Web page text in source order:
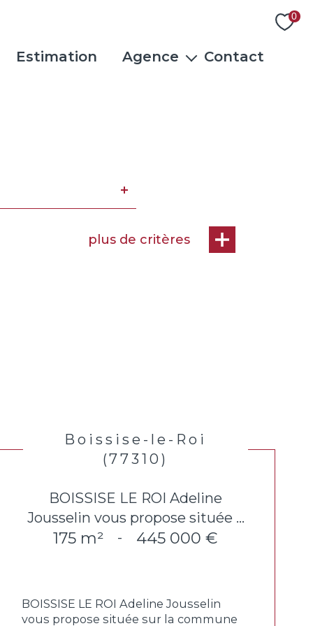
0
Estimation Agence Contact
plus de critères
Boissise-le-Roi
(77310)
BOISSISE LE ROI Adeline
Jousselin vous propose située ...
175 m² - 445 000 €
BOISSISE LE ROI Adeline Jousselin
vous propose située sur la commune